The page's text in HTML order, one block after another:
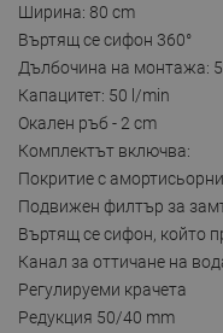
Ширина: 80 cm
Въртящ се сифон 360°
Дълбочина на монтажа:
Капацитет: 50 l/min
Окален ръб - 2 cm
Комплектът включва:
Покритие с
Подвижен филтър за
Въртящ се сифон, който
Канал за оттичане на
Регулируеми крачета
Редукция 50/40 mm